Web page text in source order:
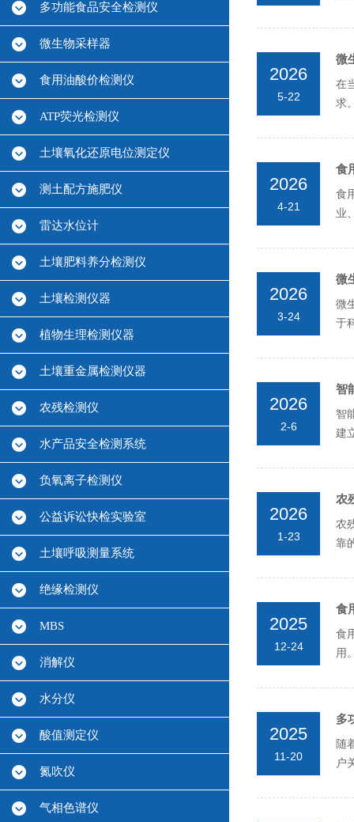
多功能食品安全检测仪
微生物采样器
食用油酸价检测仪
ATP荧光检测仪
土壤氧化还原电位测定仪
测土配方施肥仪
雷达水位计
土壤肥料养分检测仪
土壤检测仪器
植物生理检测仪器
土壤重金属检测仪器
农残检测仪
水产品安全检测系统
负氧离子检测仪
公益诉讼快检实验室
土壤呼吸测量系统
绝缘检测仪
MBS
消解仪
水分仪
酸值测定仪
氮吹仪
气相色谱仪
2026
5-22
微
在
求
2026
4-21
食
食
业
2026
3-24
微
微
于
2026
2-6
智
智
建
2026
1-23
农
农
靠
2025
12-24
食
食
用
2025
11-20
多
随
户